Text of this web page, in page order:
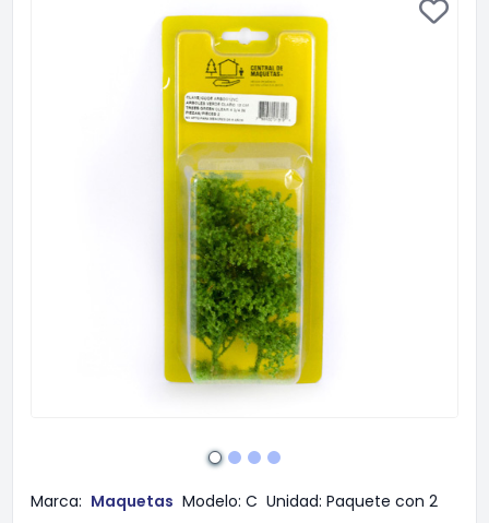
Marca: Maquetas Modelo: C Unidad: Paquete con 2